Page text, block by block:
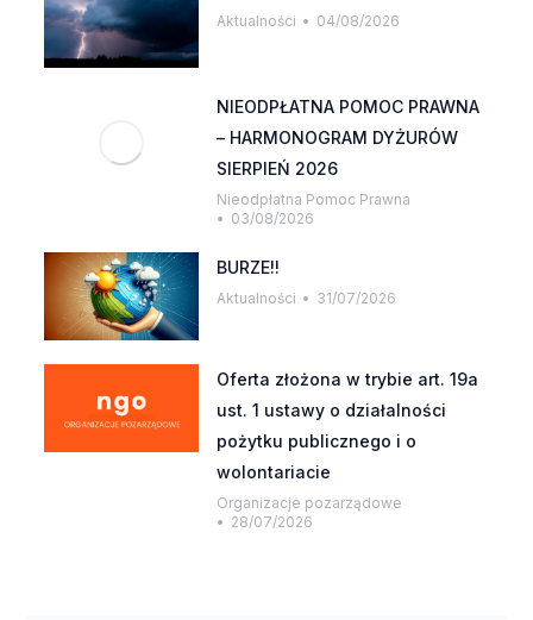
Aktualności 04/08/2026
NIEODPŁATNA POMOC PRAWNA
– HARMONOGRAM DYŻURÓW
SIERPIEŃ 2026
Nieodpłatna Pomoc Prawna
03/08/2026
BURZE!!
Aktualności 31/07/2026
Oferta złożona w trybie art. 19a
ust. 1 ustawy o działalności
pożytku publicznego i o
wolontariacie
Organizacje pozarządowe
28/07/2026